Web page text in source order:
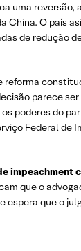
uma reversão,
O país
de redução
reforma
parece
poderes do
Federal
impeachment
que o
que o